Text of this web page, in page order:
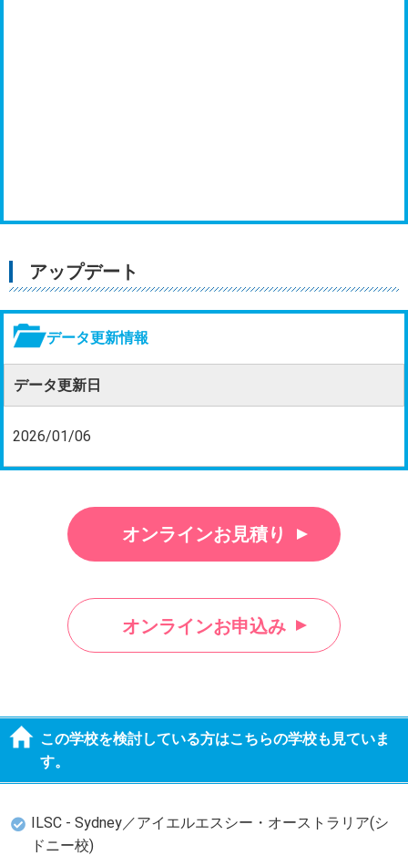
アップデート
データ更新情報
データ更新日
2026/01/06
オンラインお見積り
オンラインお申込み
この学校を検討している方はこちらの学校も見ていま
す。
ILSC - Sydney／アイエルエスシー・オーストラリア(シ
ドニー校)